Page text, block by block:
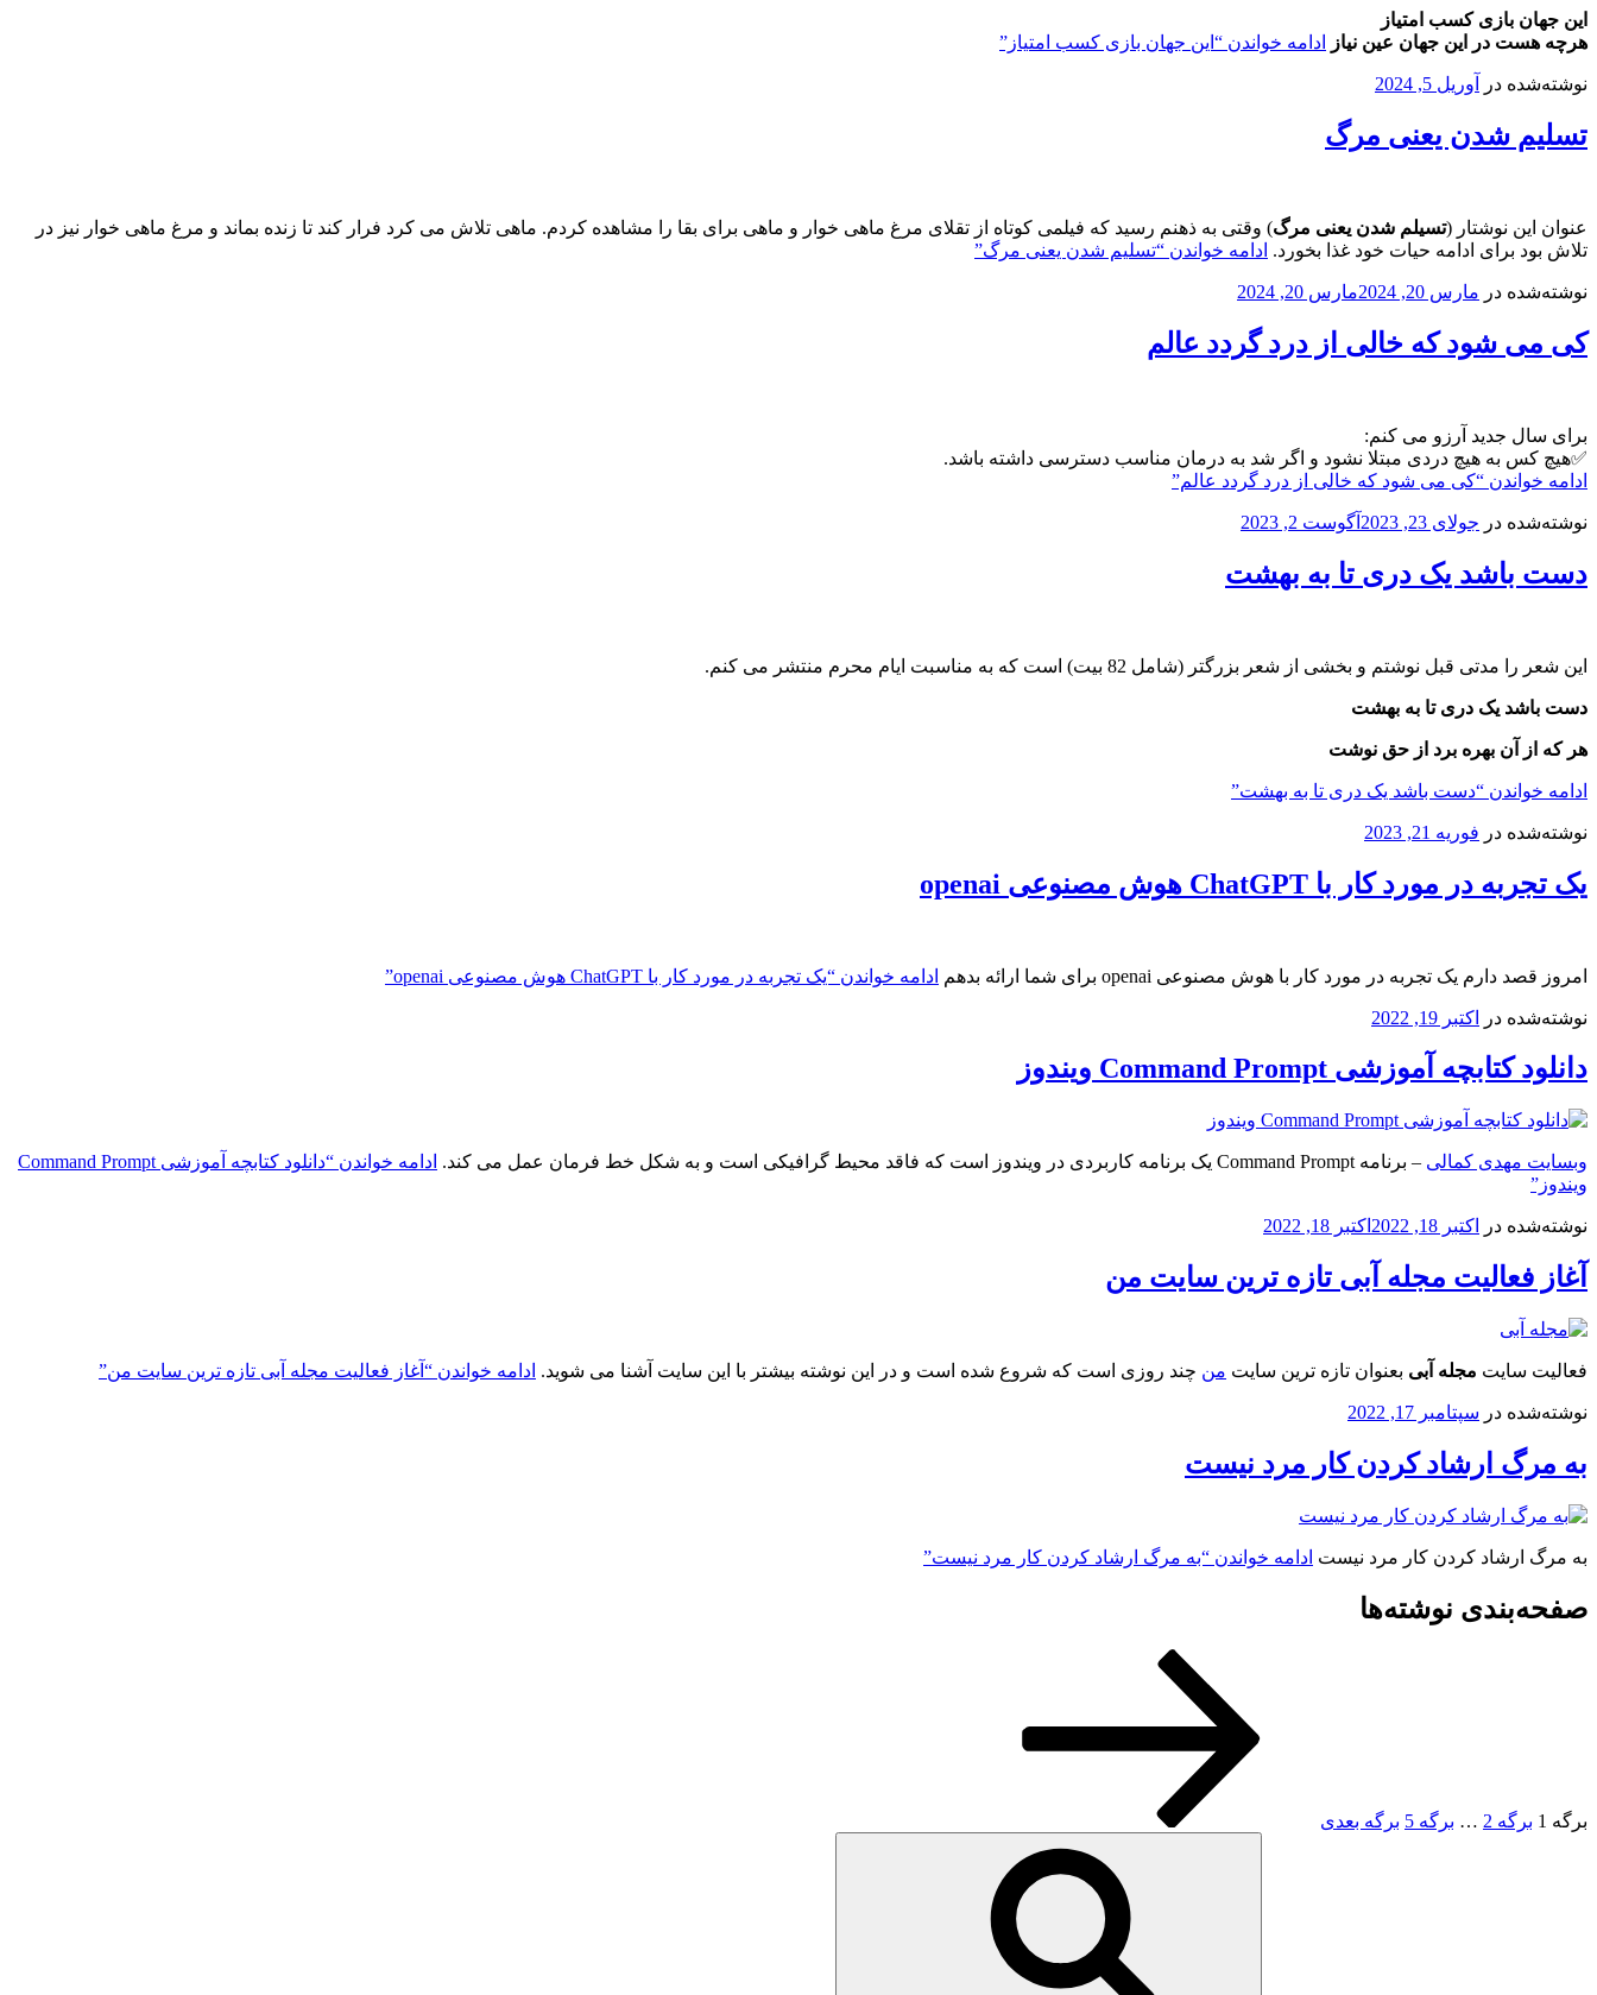
این جهان بازی کسب امتیاز
هرچه هست در این جهان عین نیاز
ادامه خواندن “این جهان بازی کسب امتیاز”
نوشته‌شده در آوریل 5, 2024
تسلیم شدن یعنی مرگ
عنوان این نوشتار (تسیلم شدن یعنی مرگ) وقتی به ذهنم رسید که فیلمی کوتاه از تقلای مرغ ماهی خوار و ماهی برای بقا را مشاهده کردم. ماهی تلاش می کرد فرار کند تا زنده بماند و مرغ ماهی خوار نیز در
تلاش بود برای ادامه حیات خود غذا بخورد. ادامه خواندن “تسلیم شدن یعنی مرگ”
نوشته‌شده در مارس 20, 2024 مارس 20, 2024
کی می شود که خالی از درد گردد عالم
برای سال جدید آرزو می کنم:
✅هیچ کس به هیچ دردی مبتلا نشود و اگر شد به درمان مناسب دسترسی داشته باشد.
ادامه خواندن “کی می شود که خالی از درد گردد عالم”
نوشته‌شده در جولای 23, 2023 آگوست 2, 2023
دست باشد یک دری تا به بهشت
این شعر را مدتی قبل نوشتم و بخشی از شعر بزرگتر (شامل 82 بیت) است که به مناسبت ایام محرم منتشر می کنم.
دست باشد یک دری تا به بهشت
هر که از آن بهره برد از حق نوشت
ادامه خواندن “دست باشد یک دری تا به بهشت”
نوشته‌شده در فوریه 21, 2023
یک تجربه در مورد کار با ChatGPT هوش مصنوعی openai
امروز قصد دارم یک تجربه در مورد کار با هوش مصنوعی openai برای شما ارائه بدهم ادامه خواندن “یک تجربه در مورد کار با ChatGPT هوش مصنوعی openai”
نوشته‌شده در اکتبر 19, 2022
دانلود کتابچه آموزشی Command Prompt ویندوز
وبسایت مهدی کمالی – برنامه Command Prompt یک برنامه کاربردی در ویندوز است که فاقد محیط گرافیکی است و به شکل خط فرمان عمل می کند. ادامه خواندن
“دانلود کتابچه آموزشی Command Prompt
ویندوز”
نوشته‌شده در اکتبر 18, 2022 اکتبر 18, 2022
آغاز فعالیت مجله آبی تازه ترین سایت من
فعالیت سایت مجله آبی بعنوان تازه ترین سایت من چند روزی است که شروع شده است و در این نوشته بیشتر با این سایت آشنا می شوید. ادامه خواندن “آغاز فعالیت مجله آبی تازه ترین سایت من”
نوشته‌شده در سپتامبر 17, 2022
به مرگ ارشاد کردن کار مرد نیست
به مرگ ارشاد کردن کار مرد نیست ادامه خواندن “به مرگ ارشاد کردن کار مرد نیست”
صفحه‌بندی نوشته‌ها
برگه 1 برگه 2
… برگه 5 برگه بعدی